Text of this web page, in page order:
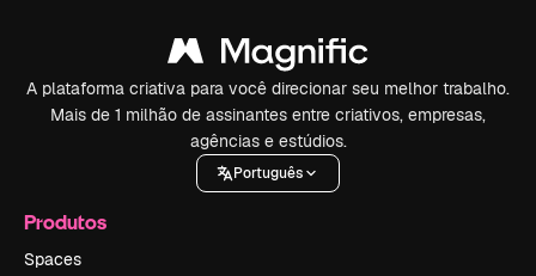
A plataforma criativa para você direcionar seu melhor trabalho.
Mais de 1 milhão de assinantes entre criativos, empresas,
agências e estúdios.
Português
Produtos
Spaces